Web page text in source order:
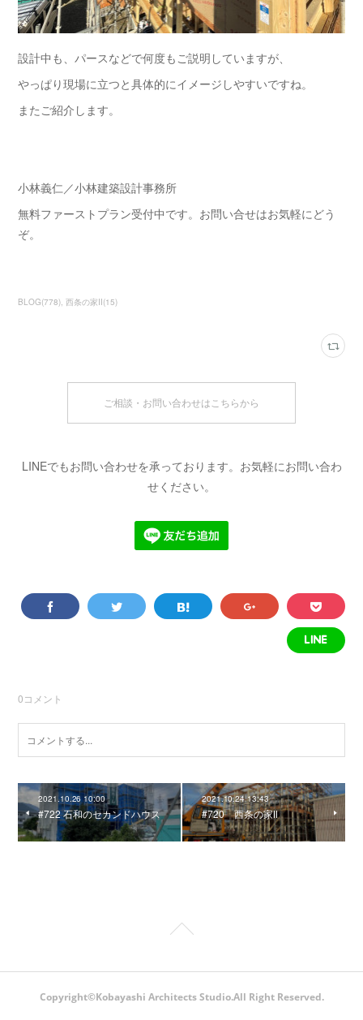
設計中も、パースなどで何度もご説明していますが、
やっぱり現場に立つと具体的にイメージしやすいですね。
またご紹介します。
小林義仁／小林建築設計事務所
無料ファーストプラン受付中です。お問い合せはお気軽にどう
ぞ。
BLOG(778) 西条の家Ⅱ(15)
ご相談・お問い合わせはこちらから
LINEでもお問い合わせを承っております。お気軽にお問い合わ
せください。
0コメント
2021.10.26 10:00
#722 石和のセカンドハウス
2021.10.24 13:43
#720 西条の家Ⅱ
Copyright©Kobayashi Architects Studio.All Right Reserved.